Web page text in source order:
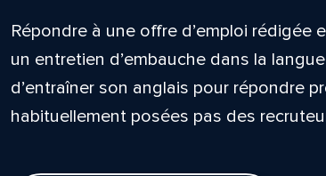
Répondre à une offre d’emploi rédigée
un entretien d’embauche dans la
d’entraîner son anglais pour répondre
habituellement posées pas des